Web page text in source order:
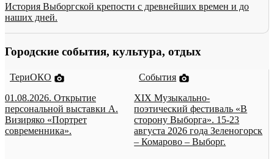
История Выборгской крепости с древнейших времен и до
наших дней.
Городские события, культура, отдых
ТериОКО
01.08.2026. Открытие
персональной выставки А.
Визиряко «Портрет
современника».
События
XIX Музыкально-
поэтический фестиваль «В
сторону Выборга». 15-23
августа 2026 года Зеленогорск
– Комарово – Выборг.